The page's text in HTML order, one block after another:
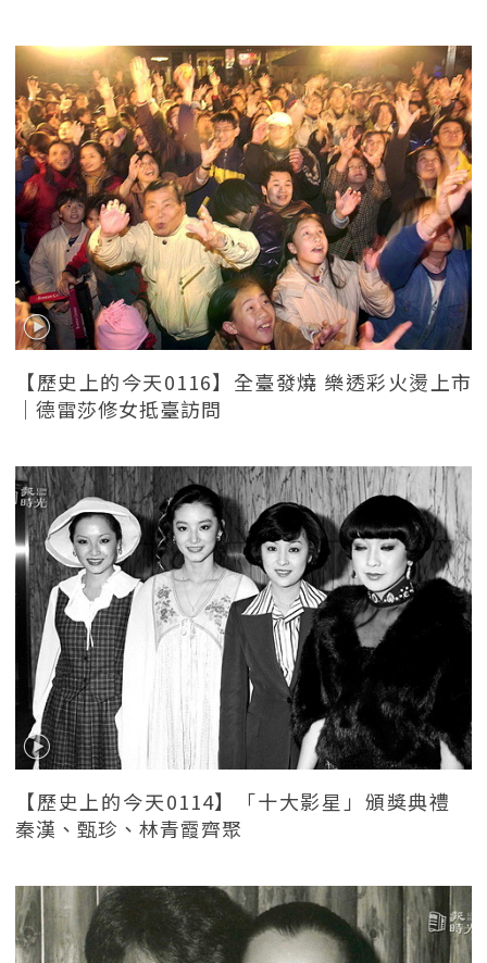
【歷史上的今天0116】全臺發燒 樂透彩火燙上市
｜德雷莎修女抵臺訪問
【歷史上的今天0114】「十大影星」頒獎典禮
秦漢、甄珍、林青霞齊聚